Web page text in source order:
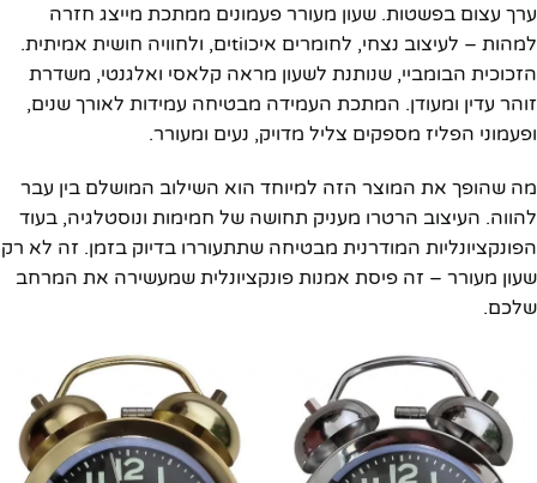
ערך עצום בפשטות. שעון מעורר פעמונים ממתכת מייצג חזרה
למהות – לעיצוב נצחי, לחומרים איכוtiים, ולחוויה חושית אמיתית.
הזכוכית הבומביי, שנותנת לשעון מראה קלאסי ואלגנטי, משדרת
זוהר עדין ומעודן. המתכת העמידה מבטיחה עמידות לאורך שנים,
ופעמוני הפליז מספקים צליל מדויק, נעים ומעורר.
מה שהופך את המוצר הזה למיוחד הוא השילוב המושלם בין עבר
להווה. העיצוב הרטרו מעניק תחושה של חמימות ונוסטלגיה, בעוד
הפונקציונליות המודרנית מבטיחה שתתעוררו בדיוק בזמן. זה לא רק
שעון מעורר – זה פיסת אמנות פונקציונלית שמעשירה את המרחב
שלכם.